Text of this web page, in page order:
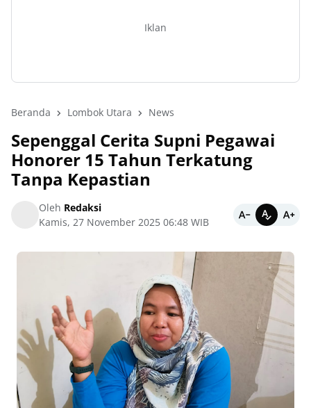
Iklan
Beranda Lombok Utara News
Sepenggal Cerita Supni Pegawai
Honorer 15 Tahun Terkatung
Tanpa Kepastian
Oleh Redaksi
Kamis, 27 November 2025 06:48 WIB